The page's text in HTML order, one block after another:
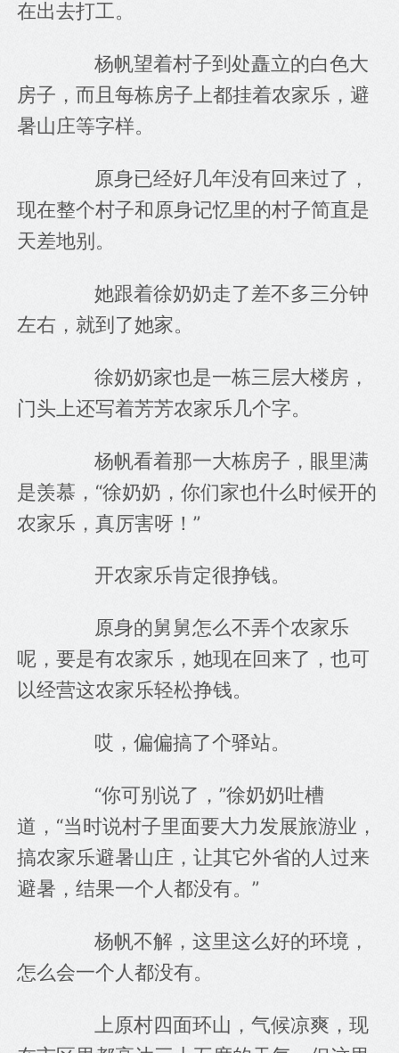
在出去打工。
杨帆望着村子到处矗立的白色大
房子，而且每栋房子上都挂着农家乐，避
暑山庄等字样。
原身已经好几年没有回来过了，
现在整个村子和原身记忆里的村子简直是
天差地别。
她跟着徐奶奶走了差不多三分钟
左右，就到了她家。
徐奶奶家也是一栋三层大楼房，
门头上还写着芳芳农家乐几个字。
杨帆看着那一大栋房子，眼里满
是羡慕，“徐奶奶，你们家也什么时候开的
农家乐，真厉害呀！”
开农家乐肯定很挣钱。
原身的舅舅怎么不弄个农家乐
呢，要是有农家乐，她现在回来了，也可
以经营这农家乐轻松挣钱。
哎，偏偏搞了个驿站。
“你可别说了，”徐奶奶吐槽
道，“当时说村子里面要大力发展旅游业，
搞农家乐避暑山庄，让其它外省的人过来
避暑，结果一个人都没有。”
杨帆不解，这里这么好的环境，
怎么会一个人都没有。
上原村四面环山，气候凉爽，现